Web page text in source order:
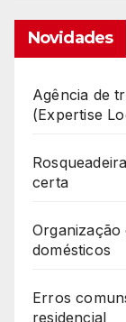
Novidades
Agência de
(Expertise
certa
domésticos
Erros
residencial